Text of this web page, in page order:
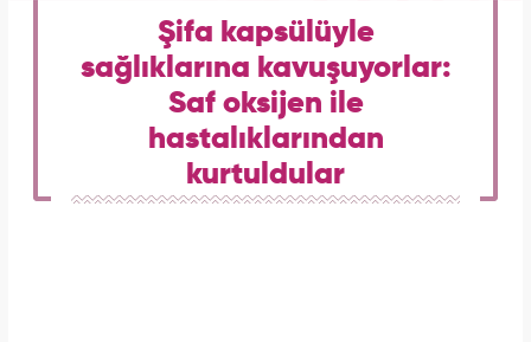
Şifa kapsülüyle
sağlıklarına kavuşuyorlar:
Saf oksijen ile
hastalıklarından
kurtuldular